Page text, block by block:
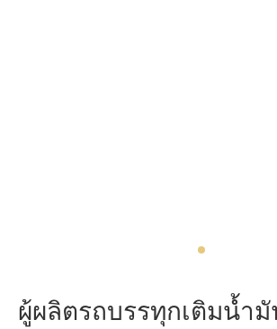
ผู้ผลิตรถบรรทุกเติมน้ำมั